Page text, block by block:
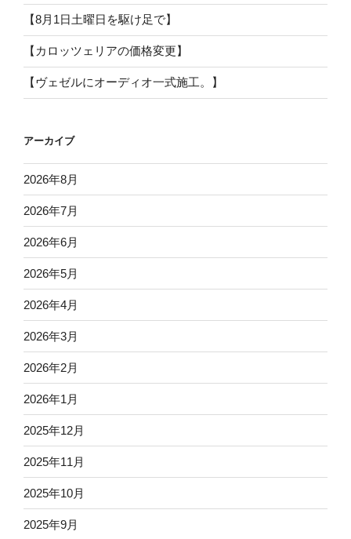
【8月1日土曜日を駆け足で】
【カロッツェリアの価格変更】
【ヴェゼルにオーディオ一式施工。】
アーカイブ
2026年8月
2026年7月
2026年6月
2026年5月
2026年4月
2026年3月
2026年2月
2026年1月
2025年12月
2025年11月
2025年10月
2025年9月